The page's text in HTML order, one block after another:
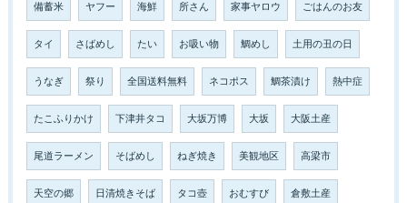
備蓄米 ヤフー 海鮮 所さん 家事ヤロウ ごはんのお友
タイ さばめし たい お吸い物 鯛めし 土用の丑の日
うなぎ 祭り 全国送料無料 ネコポス 鯛茶漬け 熱中症
たこふりかけ 下津井タコ 大坂万博 大坂 大阪土産
尾道ラーメン そばめし ねぎ焼き 美観地区 高梁市
天空の郷 日清焼きそば タコ壺 おむすび 倉敷土産